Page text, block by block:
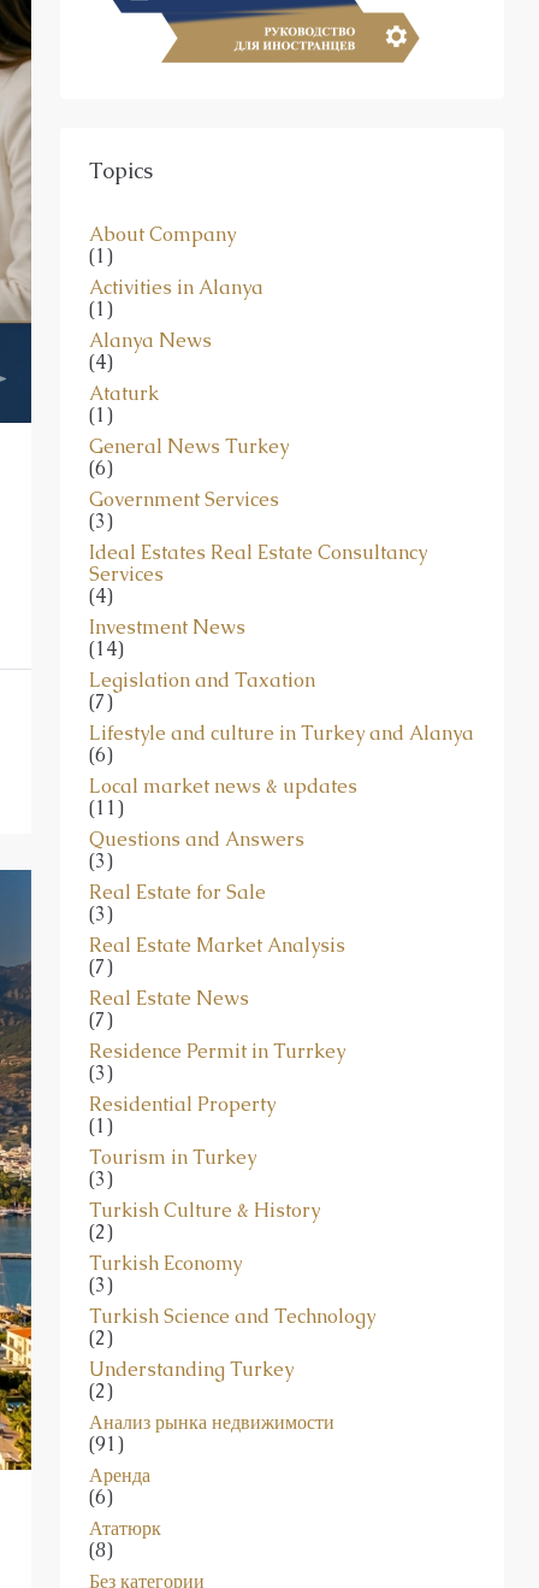
(1)
Activities in Alanya
(1)
Alanya News
(4)
Ataturk
(1)
General News Turkey
(6)
Government Services
(3)
Ideal Estates Real Estate Consultancy
Services
(4)
Investment News
(14)
Legislation and Taxation
(7)
Lifestyle and culture in Turkey and Alanya
(6)
Local market news & updates
(11)
Questions and Answers
(3)
Real Estate for Sale
(3)
Real Estate Market Analysis
(7)
Real Estate News
(7)
Residence Permit in Turrkey
(3)
Residential Property
(1)
Tourism in Turkey
(3)
Turkish Culture & History
(2)
Turkish Economy
(3)
Turkish Science and Technology
(2)
Understanding Turkey
(2)
Анализ рынка недвижимости
(91)
Аренда
(6)
Ататюрк
(8)
Без категории
(3)